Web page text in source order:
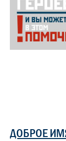
ДОБРОЕ